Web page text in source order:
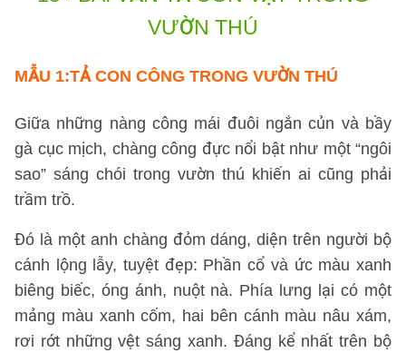
VƯỜN THÚ
MẪU 1:TẢ CON CÔNG TRONG VƯỜN THÚ
Giữa những nàng công mái đuôi ngắn củn và bầy
gà cục mịch, chàng công đực nổi bật như một “ngôi
sao” sáng chói trong vườn thú khiến ai cũng phải
trầm trồ.
Đó là một anh chàng đỏm dáng, diện trên người bộ
cánh lộng lẫy, tuyệt đẹp: Phần cổ và ức màu xanh
biêng biếc, óng ánh, nuột nà. Phía lưng lại có một
mảng màu xanh cốm, hai bên cánh màu nâu xám,
rơi rớt những vệt sáng xanh. Đáng kể nhất trên bộ